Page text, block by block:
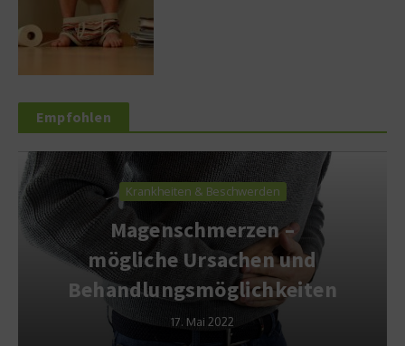
Empfohlen
Krankheiten & Beschwerden
Magenschmerzen –
mögliche Ursachen und
Behandlungsmöglichkeiten
17. Mai 2022